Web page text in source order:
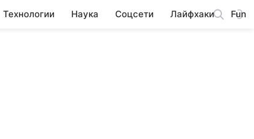
Технологии Наука Соцсети Лайфхаки Fun